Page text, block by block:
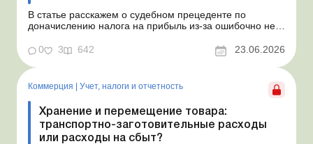
В статье расскажем о судебном прецеденте по
доначислению налога на прибыль из-за ошибочно не
рекомендации, как минимизировать налоговые риски.
Проблемные расходы: налоговые риски и судебная
практика Понимаем ваши волнения в связи с
ошибочным несоздан...
0 3 642 23.06.2026
Коммерция | Учет, налоги и отчетность
Хранение и перемещение товара:
транспортно-заготовительные расходы
или расходы на сбыт?